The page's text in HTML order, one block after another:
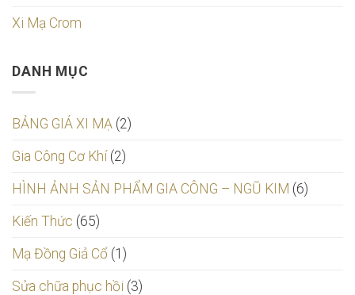
Xi Mạ Crom
DANH MỤC
BẢNG GIÁ XI MẠ (2)
Gia Công Cơ Khí(2)
HÌNH ẢNH SẢN PHẨM GIA CÔNG – NGŨ KIM (6)
Kiến Thức (65)
Mạ Đồng Giả Cổ (1)
Sửa chữa phục hồi (3)